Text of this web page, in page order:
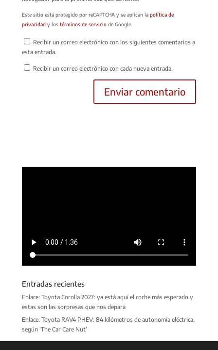
Este sitio está protegido por reCAPTCHA y se aplican la política de
privacidady los términos de serviciode Google.
Recibir un correo electrónico con los siguientes comentarios a
esta entrada.
Recibir un correo electrónico con cada nueva entrada.
Entradas recientes
Enlace: Toyota Corolla 2027: ya está aquí el coche más esperado y
estas son las sorpresas que nos depara
Enlace: Toyota RAV4 PHEV: 84 kilómetros de autonomía eléctrica,
según ‘The Car Care Nut’